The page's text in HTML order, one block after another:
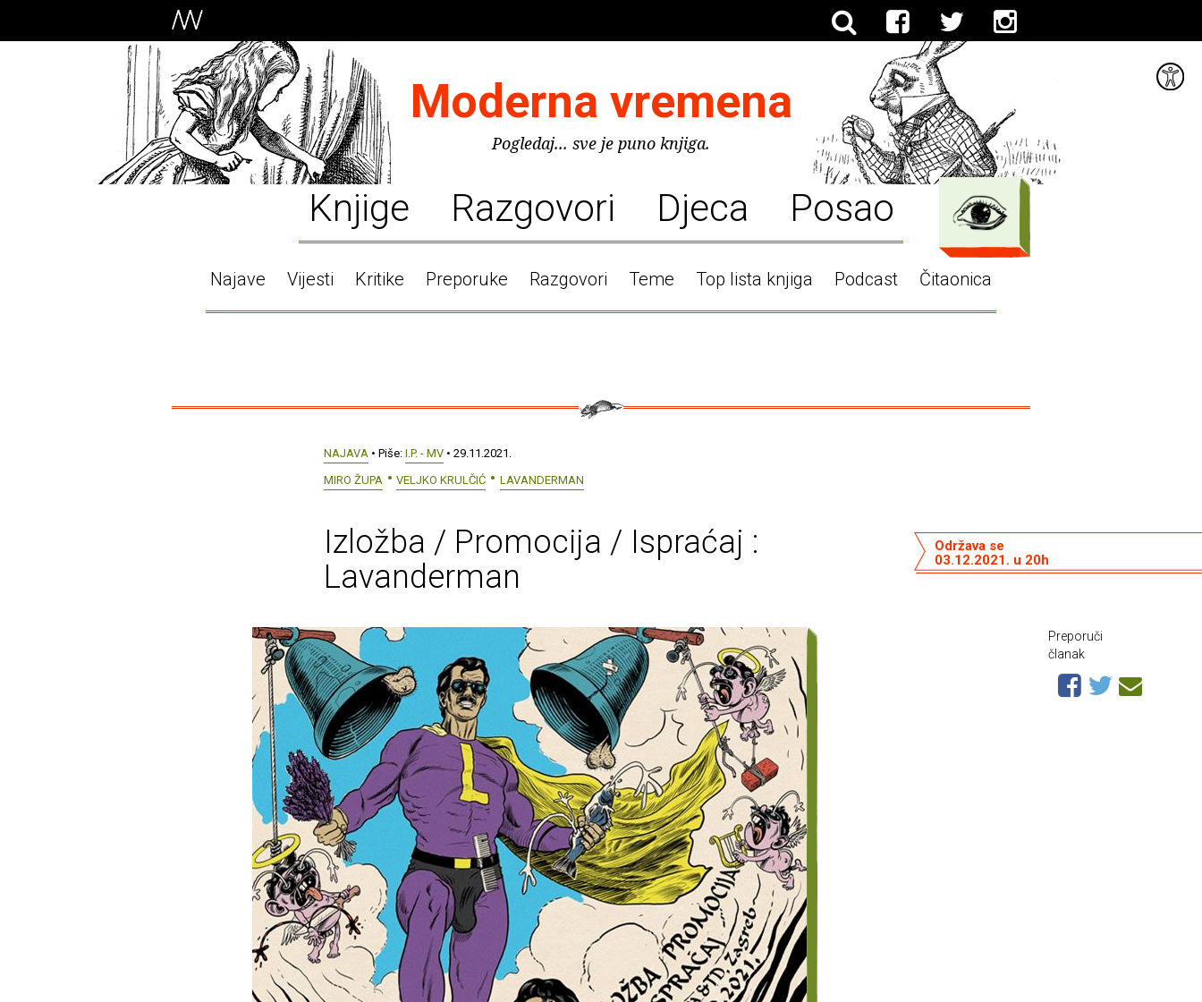
Moderna vremena
Pogledaj... sve je puno knjiga.
Knjige Razgovori Djeca Posao
Najave Vijesti Kritike Preporuke Razgovori Teme Top lista knjiga Podcast Čitaonica
NAJAVA • Piše: I.P. - MV • 29.11.2021.
MIRO ŽUPA
VELJKO KRULČIĆ LAVANDERMAN
Izložba / Promocija / Ispraćaj :
Lavanderman
Održava se
03.12.2021. u 20h
Preporuči
članak